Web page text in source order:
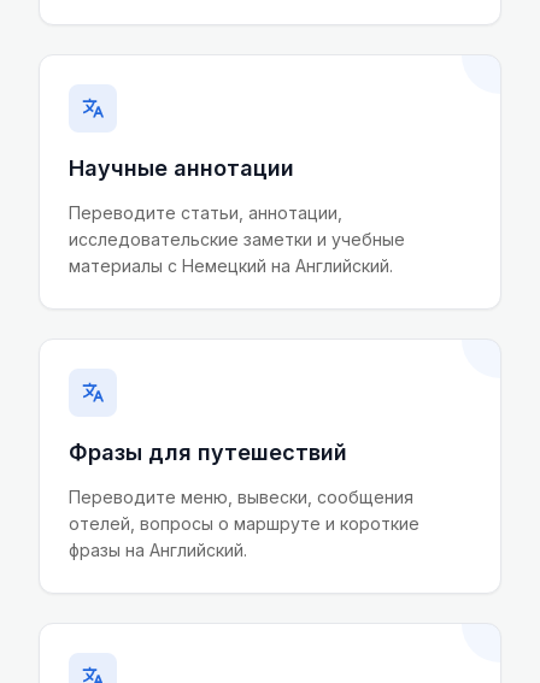
Научные аннотации
Переводите статьи, аннотации,
исследовательские заметки и учебные
материалы с Немецкий на Английский.
Фразы для путешествий
Переводите меню, вывески, сообщения
отелей, вопросы о маршруте и короткие
фразы на Английский.